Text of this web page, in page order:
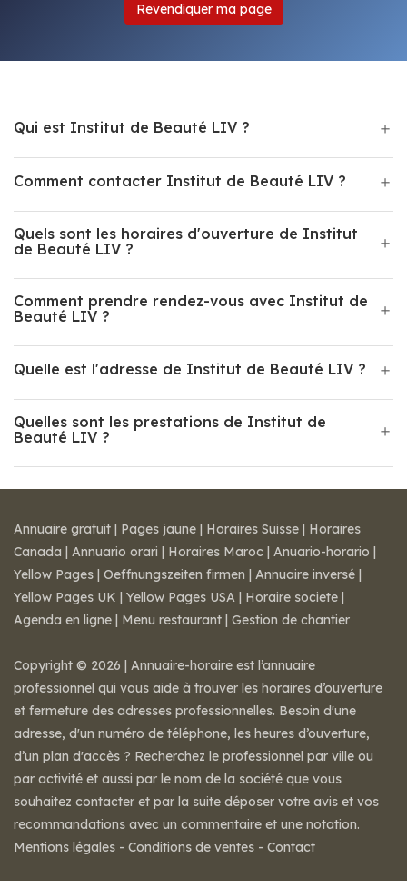
Revendiquer ma page
Qui est Institut de Beauté LIV ?
Comment contacter Institut de Beauté LIV ?
Quels sont les horaires d'ouverture de Institut
de Beauté LIV ?
Comment prendre rendez-vous avec Institut de
Beauté LIV ?
Quelle est l'adresse de Institut de Beauté LIV ?
Quelles sont les prestations de Institut de
Beauté LIV ?
Annuaire gratuit | Pages jaune | Horaires Suisse | Horaires
Canada | Annuario orari | Horaires Maroc | Anuario-horario |
Yellow Pages | Oeffnungszeiten firmen | Annuaire inversé |
Yellow Pages UK | Yellow Pages USA | Horaire societe |
Agenda en ligne | Menu restaurant | Gestion de chantier
Copyright © 2026 | Annuaire-horaire est l’annuaire
professionnel qui vous aide à trouver les horaires d’ouverture
et fermeture des adresses professionnelles. Besoin d'une
adresse, d'un numéro de téléphone, les heures d’ouverture,
d’un plan d'accès ? Recherchez le professionnel par ville ou
par activité et aussi par le nom de la société que vous
souhaitez contacter et par la suite déposer votre avis et vos
recommandations avec un commentaire et une notation.
Mentions légales - Conditions de ventes - Contact